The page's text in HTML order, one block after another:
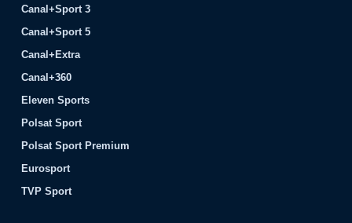
Canal+Sport 3
Canal+Sport 5
Canal+Extra
Canal+360
Eleven Sports
Polsat Sport
Polsat Sport Premium
Eurosport
TVP Sport